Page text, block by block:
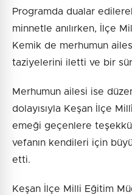
Programda dualar
minnetle anılırken, İlçe
Kemik de merhumun
taziyelerini iletti ve bir
Merhumun ailesi ise
dolayısıyla Keşan İlçe
emeği geçenlere
vefanın kendileri için
etti.
Keşan İlçe Milli Eğitim